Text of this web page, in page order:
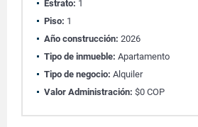
Estrato: 1
Piso: 1
Año construcción: 2026
Tipo de inmueble: Apartamento
Tipo de negocio: Alquiler
Valor Administración: $0 COP